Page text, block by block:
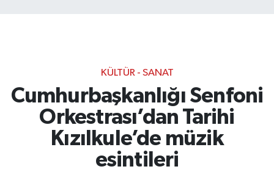
KÜLTÜR - SANAT
Cumhurbaşkanlığı Senfoni
Orkestrası’dan Tarihi
Kızılkule’de müzik
esintileri
Diğer
Dünya
Haber Arşivi